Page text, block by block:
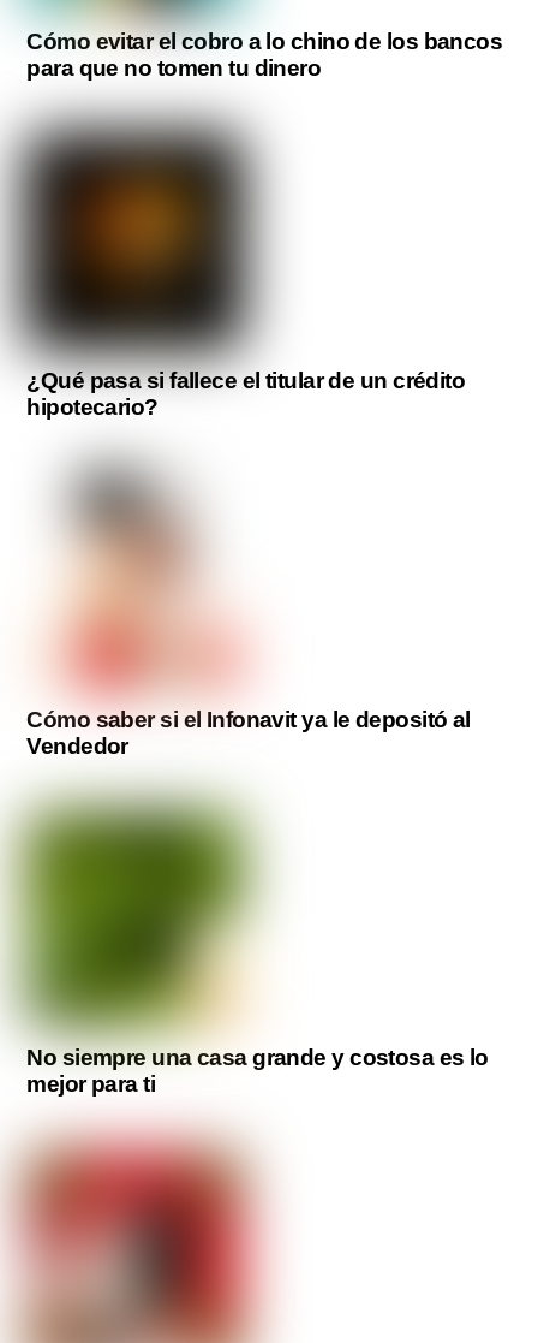
Cómo evitar el cobro a lo chino de los bancos
para que no tomen tu dinero
¿Qué pasa si fallece el titular de un crédito
hipotecario?
Cómo saber si el Infonavit ya le depositó al
Vendedor
No siempre una casa grande y costosa es lo
mejor para ti